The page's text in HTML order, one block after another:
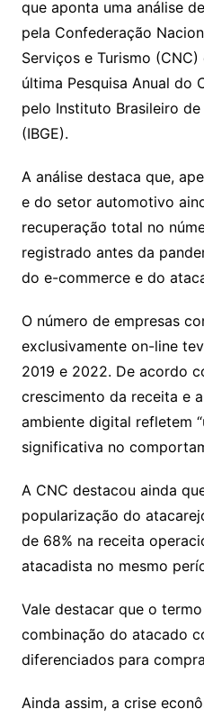
n
k
p
p
m
a
g
e
k.
c
o
m
e o
M
ai
l
que aponta uma análise
pela Confederação
Serviços e Turismo
última Pesquisa Anual do
pelo Instituto Brasileiro
(IBGE).
A análise destaca que,
e do setor automotivo
recuperação total no
registrado antes da
do e-commerce e do
O número de empresas
exclusivamente on-line
2019 e 2022. De acordo
crescimento da receita e
ambiente digital refletem
significativa no
A CNC destacou ainda
popularização do
de 68% na receita
atacadista no mesmo
Vale destacar que o
combinação do atacado
diferenciados para
Ainda assim, a crise